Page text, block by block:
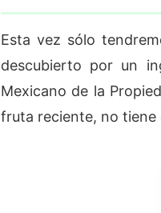
Esta vez sólo
descubierto por un
Mexicano de la
fruta reciente, no tiene